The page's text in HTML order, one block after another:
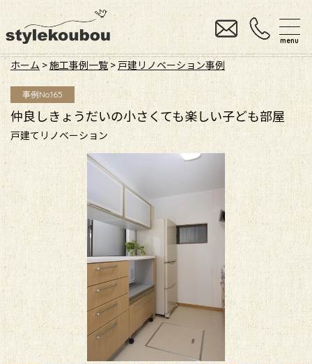
menu
ホーム >施工事例一覧> 戸建リノベーション事例
事例No.165
仲良しきょうだいの小さくても楽しい子ども部屋
戸建てリノベーション